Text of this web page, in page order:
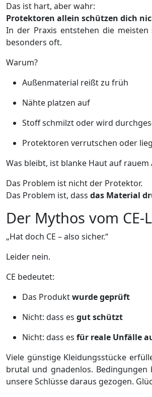
Das ist hart, aber wahr:
Protektoren allein schützen dich
In der Praxis entstehen die meisten
besonders oft.
Warum?
Außenmaterial reißt zu früh
Nähte platzen auf
Stoff schmilzt oder wird
Protektoren verrutschen oder
Was bleibt, ist blanke Haut auf rauem
Das Problem ist nicht der Protektor.
Das Problem ist, dass das Material
Der Mythos vom CE-
„Hat doch CE – also sicher.“
Leider nein.
CE bedeutet:
Das Produktwurde geprüft
Nicht: dass es gut schützt
Nicht: dass es für reale Unfälle
Viele günstige Kleidungsstücke
brutal und gnadenlos.
unsere Schlüsse daraus gezogen.